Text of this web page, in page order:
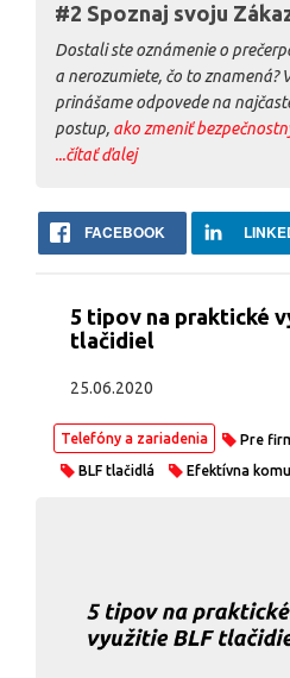
#2 Spoznaj svoju
Dostali ste oznámenie o
a nerozumiete, čo to znamená?
prinášame odpovede na
postup, ako zmeniť
...čítať ďalej
FACEBOOK
5 tipov na praktické
tlačidiel
25.06.2020
Telefóny a zariadenia Pre
BLF tlačidlá
Efektívna